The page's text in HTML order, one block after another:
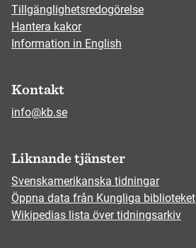
Tillgänglighetsredogörelse
Hantera kakor
Information in English
Kontakt
info@kb.se
Liknande tjänster
Svenskamerikanska tidningar
Öppna data från Kungliga biblioteket
Wikipedias lista över tidningsarkiv